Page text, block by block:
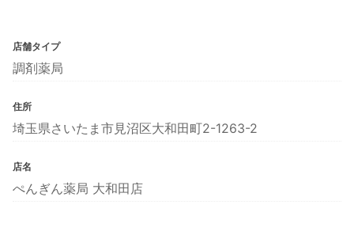
店舗タイプ
調剤薬局
住所
埼玉県さいたま市見沼区大和田町2-1263-2
店名
ぺんぎん薬局 大和田店